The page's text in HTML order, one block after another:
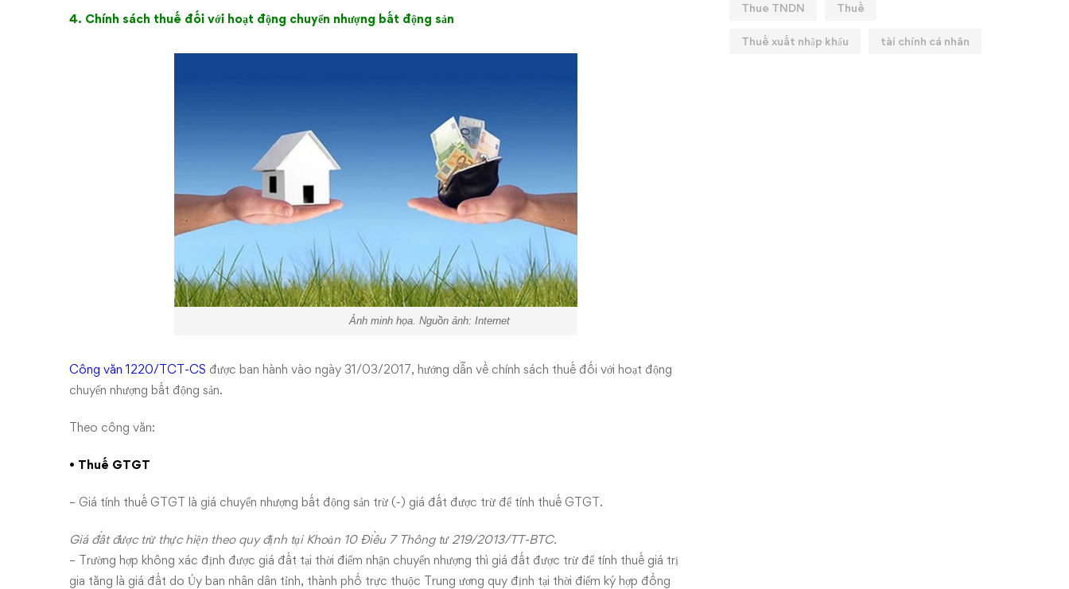
4. Chính sách thuế đối với hoạt động chuyển nhượng bất động sản
Ảnh minh họa. Nguồn ảnh: Internet
Công văn 1220/TCT-CS được ban hành vào ngày 31/03/2017, hướng dẫn về chính sách thuế đối với hoạt động
chuyển nhượng bất động sản.
Theo công văn:
• Thuế GTGT
– Giá tính thuế GTGT là giá chuyển nhượng bất động sản trừ (-) giá đất được trừ để tính thuế GTGT.
Giá đất được trừ thực hiện theo quy định tại Khoản 10 Điều 7 Thông tư 219/2013/TT-BTC.
– Trường hợp không xác định được giá đất tại thời điểm nhận chuyển nhượng thì giá đất được trừ để tính thuế giá trị
gia tăng là giá đất do Ủy ban nhân dân tỉnh, thành phố trực thuộc Trung ương quy định tại thời điểm ký hợp đồng
Thue TNDN Thuế
Thuế xuất nhập khẩu tài chính cá nhân